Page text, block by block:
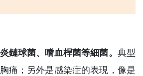
鏈球菌、嗜血桿菌等細菌。 典型
痛；另外是感染症的表現，像是